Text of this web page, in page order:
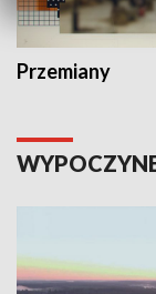
Przemiany